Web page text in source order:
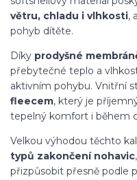
větru, chladu i vlhkosti,
pohyb dítěte.
Díky prodyšné
přebytečné teplo a
aktivním pohybu. Vnitřní
fleecem, který je
tepelný komfort i během
Velkou výhodou těchto
typů zakončení nohavic
přizpůsobit přesně podle